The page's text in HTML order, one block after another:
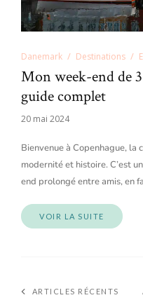
Danemark Destinations
Mon week-end de
guide complet
20 mai 2024
Bienvenue à Copenhague, la
modernité et histoire. C’est
end prolongé entre amis, en
VOIR LA SUITE
ARTICLES RÉCENTS